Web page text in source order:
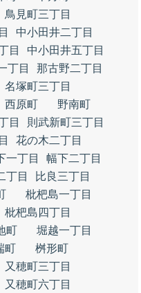
鳥見町三丁目
中小田井二丁目
目
中小田井五丁目
丁目
那古野二丁目
名塚町三丁目
西原町
野南町
目
則武新町三丁目
花の木二丁目
一丁目
幅下二丁目
丁目
比良三丁目
枇杷島一丁目
枇杷島四丁目
町
堀越一丁目
町
桝形町
又穂町三丁目
又穂町六丁目